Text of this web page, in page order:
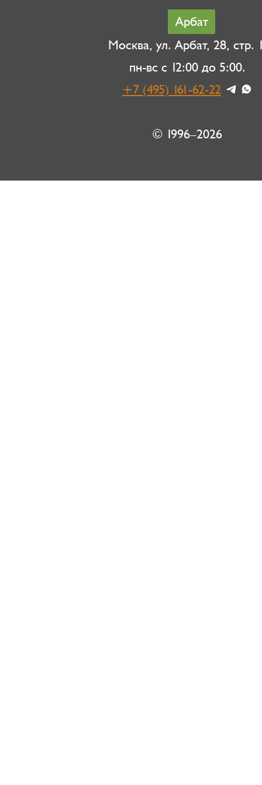
Арбат
Москва, ул. Арбат, 28, стр.
пн-вс с 12:00 до 5:00.
+7 (495) 161-62-22
© 1996–2026